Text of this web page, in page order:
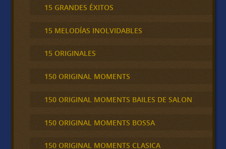
15 GRANDES ÉXITOS
15 MELODÍAS INOLVIDABLES
15 ORIGINALES
150 ORIGINAL MOMENTS
150 ORIGINAL MOMENTS BAILES DE SALON
150 ORIGINAL MOMENTS BOSSA
150 ORIGINAL MOMENTS CLASICA